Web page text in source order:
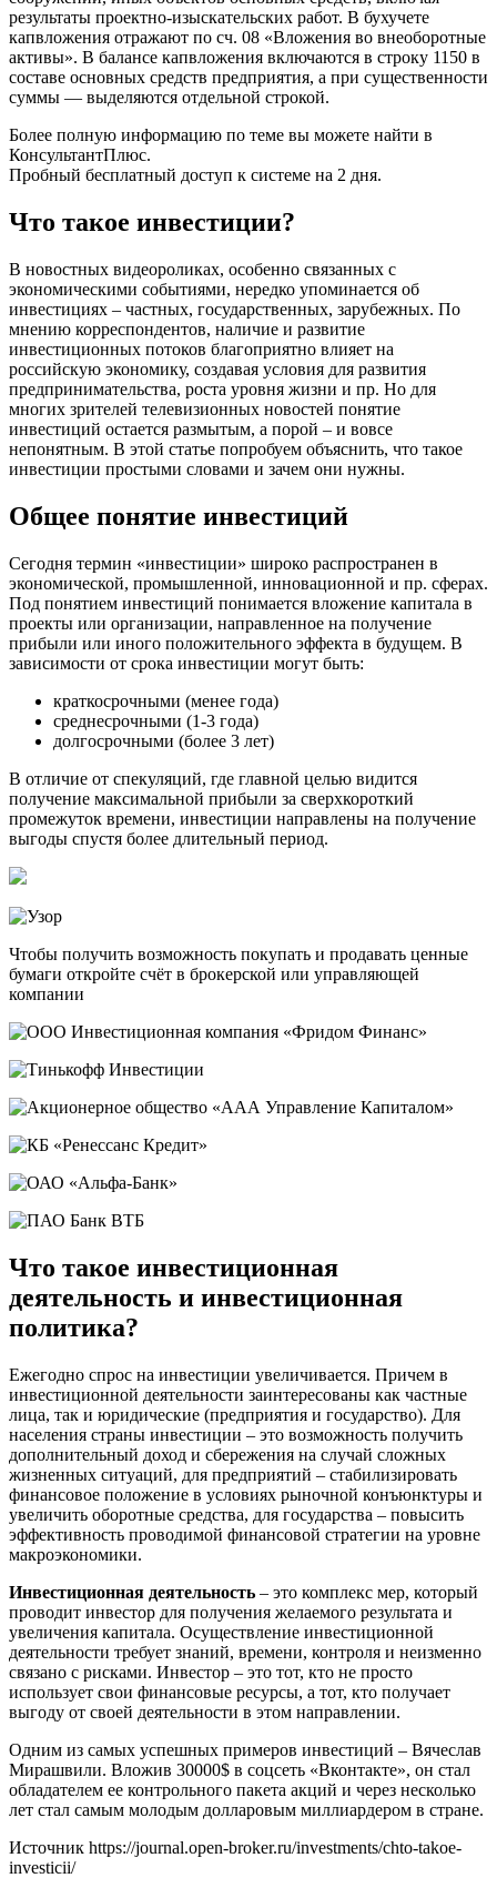
результаты проектно-изыскательских работ. В бухучете
капвложения отражают по сч. 08 «Вложения во внеоборотные
активы». В балансе капвложения включаются в строку 1150 в
составе основных средств предприятия, а при существенности
суммы — выделяются отдельной строкой.
Более полную информацию по теме вы можете найти в
КонсультантПлюс.
Пробный бесплатный доступ к системе на 2 дня.
Что такое инвестиции?
В новостных видеороликах, особенно связанных с
экономическими событиями, нередко упоминается об
инвестициях – частных, государственных, зарубежных. По
мнению корреспондентов, наличие и развитие
инвестиционных потоков благоприятно влияет на
российскую экономику, создавая условия для развития
предпринимательства, роста уровня жизни и пр. Но для
многих зрителей телевизионных новостей понятие
инвестиций остается размытым, а порой – и вовсе
непонятным. В этой статье попробуем объяснить, что такое
инвестиции простыми словами и зачем они нужны.
Общее понятие инвестиций
Сегодня термин «инвестиции» широко распространен в
экономической, промышленной, инновационной и пр. сферах.
Под понятием инвестиций понимается вложение капитала в
проекты или организации, направленное на получение
прибыли или иного положительного эффекта в будущем. В
зависимости от срока инвестиции могут быть:
краткосрочными (менее года)
среднесрочными (1-3 года)
долгосрочными (более 3 лет)
В отличие от спекуляций, где главной целью видится
получение максимальной прибыли за сверхкороткий
промежуток времени, инвестиции направлены на получение
выгоды спустя более длительный период.
Чтобы получить возможность покупать и продавать ценные
бумаги откройте счёт в брокерской или управляющей
компании
Что такое инвестиционная
деятельность и инвестиционная
политика?
Ежегодно спрос на инвестиции увеличивается. Причем в
инвестиционной деятельности заинтересованы как частные
лица, так и юридические (предприятия и государство). Для
населения страны инвестиции – это возможность получить
дополнительный доход и сбережения на случай сложных
жизненных ситуаций, для предприятий – стабилизировать
финансовое положение в условиях рыночной конъюнктуры и
увеличить оборотные средства, для государства – повысить
эффективность проводимой финансовой стратегии на уровне
макроэкономики.
Инвестиционная деятельность – это комплекс мер, который
проводит инвестор для получения желаемого результата и
увеличения капитала. Осуществление инвестиционной
деятельности требует знаний, времени, контроля и неизменно
связано с рисками. Инвестор – это тот, кто не просто
использует свои финансовые ресурсы, а тот, кто получает
выгоду от своей деятельности в этом направлении.
Одним из самых успешных примеров инвестиций – Вячеслав
Мирашвили. Вложив 30000$ в соцсеть «Вконтакте», он стал
обладателем ее контрольного пакета акций и через несколько
лет стал самым молодым долларовым миллиардером в стране.
Источник https://journal.open-broker.ru/investments/chto-takoe-
investicii/